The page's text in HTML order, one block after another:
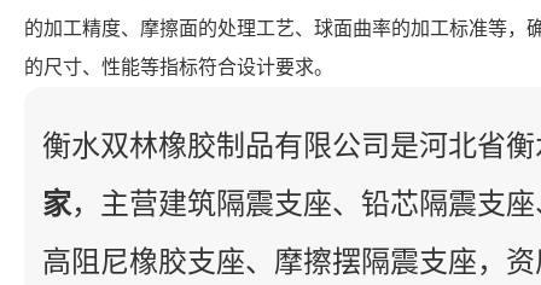
的加工精度、摩擦面的处理工艺、球面曲率的加工标准等，
的尺寸、性能等指标符合设计要求。
衡水双林橡胶制品有限公司是河北省
家，主营建筑隔震支座、铅芯隔震支
高阻尼橡胶支座、摩擦摆隔震支座，